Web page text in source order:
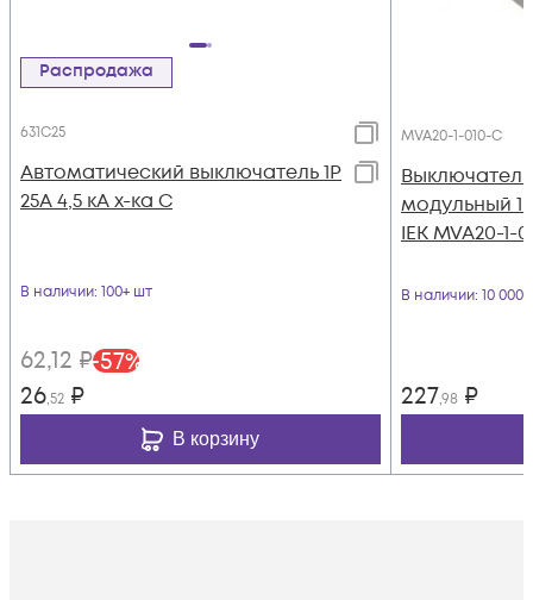
Распродажа
631C25
Автоматический выключатель 1Р
25А 4,5 кА х-ка С
В наличии: 100+ шт
62,12 ₽-57%
26,52 ₽
В корзину
MVA20-1-010-C
модульный
IEK MVA20-1-
В наличии: 10
227,98 ₽